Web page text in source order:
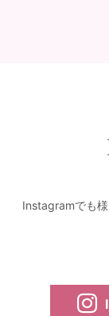
Instagramでも様